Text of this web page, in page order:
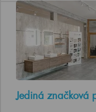
Jediná značková